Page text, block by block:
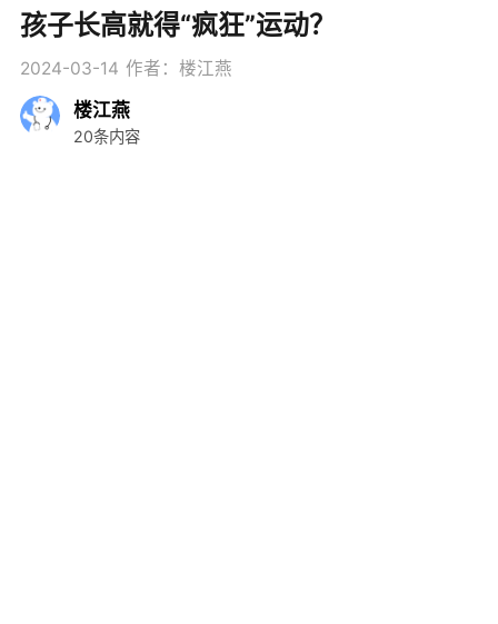
孩子长高就得“疯狂”运动？
2024-03-14 作者：楼江燕
楼江燕
20条内容